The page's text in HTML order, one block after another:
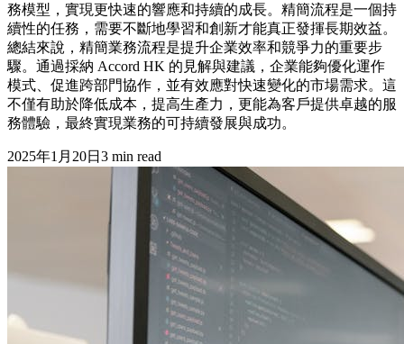
務模型，實現更快速的響應和持續的成長。精簡流程是一個持
續性的任務，需要不斷地學習和創新才能真正發揮長期效益。
總結來說，精簡業務流程是提升企業效率和競爭力的重要步
驟。通過採納 Accord HK 的見解與建議，企業能夠優化運作
模式、促進跨部門協作，並有效應對快速變化的市場需求。這
不僅有助於降低成本，提高生產力，更能為客戶提供卓越的服
務體驗，最終實現業務的可持續發展與成功。
2025年1月20日 3 min read